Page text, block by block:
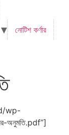
নোটিশ কর্ণার
wp-
অনুমতি.pdf”]